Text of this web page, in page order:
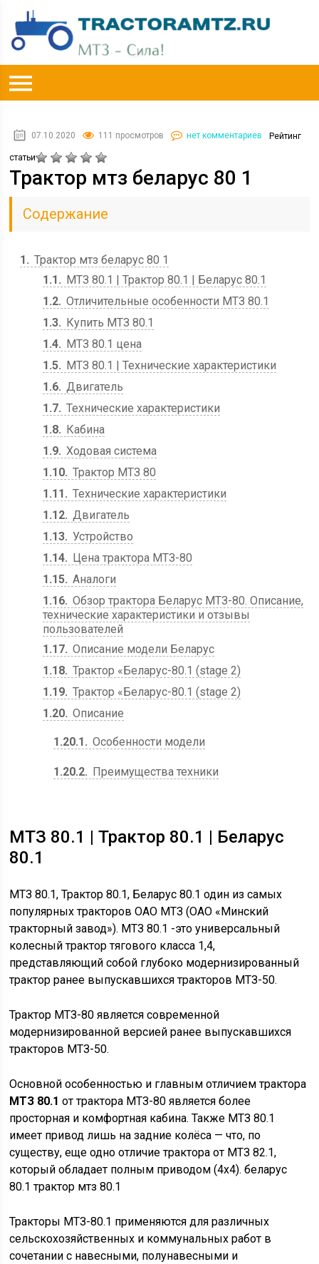
07.10.2020 111 просмотров нет комментариев Рейтинг
статьи
Трактор мтз беларус 80 1
Содержание
1
Трактор мтз беларус 80 1
1.1
МТЗ 80.1 | Трактор 80.1 | Беларус 80.1
1.2 Отличительные особенности МТЗ 80.1
1.3
Купить МТЗ 80.1
1.4
МТЗ 80.1 цена
1.5
МТЗ 80.1 | Технические характеристики
1.6 Двигатель
1.7 Технические характеристики
1.8
Кабина
1.9 Ходовая система
1.10 Трактор МТЗ 80
1.11
Технические характеристики
1.12 Двигатель
1.13 Устройство
1.14
Цена трактора МТЗ-80
1.15 Аналоги
1.16 Обзор трактора Беларус МТЗ-80. Описание,
технические характеристики и отзывы
пользователей
1.17 Описание модели Беларус
1.18 Трактор «Беларус-80.1 (stage 2)
1.19 Трактор «Беларус-80.1 (stage 2)
1.20 Описание
1.20.1 Особенности модели
1.20.2 Преимущества техники
МТЗ 80.1 | Трактор 80.1 | Беларус
80.1
МТЗ 80.1, Трактор 80.1, Беларус 80.1 один из самых
популярных тракторов ОАО МТЗ (ОАО «Минский
тракторный завод»). МТЗ 80.1 -это универсальный
колесный трактор тягового класса 1,4,
представляющий собой глубоко модернизированный
трактор ранее выпускавшихся тракторов МТЗ-50.
Трактор МТЗ-80 является современной
модернизированной версией ранее выпускавшихся
тракторов МТЗ-50.
Основной особенностью и главным отличием трактора
МТЗ 80.1 от трактора МТЗ-80 является более
просторная и комфортная кабина. Также МТЗ 80.1
имеет привод лишь на задние колёса — что, по
существу, еще одно отличие трактора от МТЗ 82.1,
который обладает полным приводом (4х4). беларус
80.1 трактор мтз 80.1
Тракторы МТЗ-80.1 применяются для различных
сельскохозяйственных и коммунальных работ в
сочетании с навесными, полунавесными и